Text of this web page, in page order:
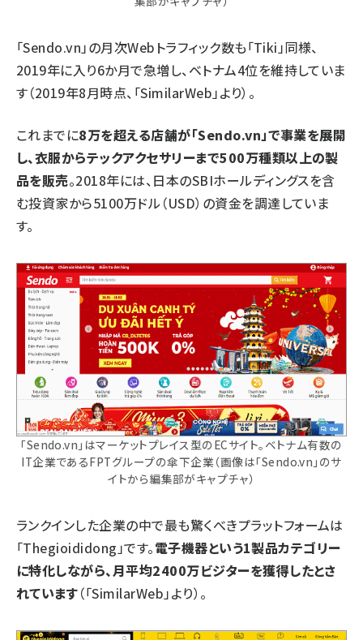
「Sendo.vn」の月次Webトラフィック数も「Tiki」同様、
2019年に入り6か月で急増し、ベトナム4位を維持していま
す（2019年8月時点、「SimilarWeb」より）。
これまでに8万を超える店舗が「Sendo.vn」で事業を展開
し、衣服からテックアクセサリーまで500万種類以上の製
品を販売。2018年には、日本のSBIホールディングスを含
む投資家から5100万ドル（USD）の資金を調達していま
す。
「Sendo.vn」はマーケットプレイス型のECサイト。ベトナム有数の
IT企業であるFPTグループの傘下企業（画像は「Sendo.vn」のサ
イトから編集部がキャプチャ）
ランクインした企業の中で最も驚くべきプラットフォームは
「Thegioididong」です。電子機器という1製品カテゴリー
に特化しながら、月平均2400万ビジターを獲得したとさ
れています（「SimilarWeb」より）。